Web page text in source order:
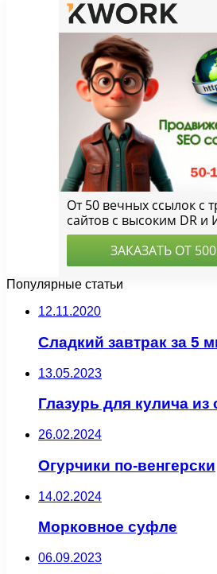
Популярные статьи
12.11.2020
Сладкий завтрак за 5
13.05.2023
Глазурь для кулича из
26.02.2024
Огурчики по-венгерски
14.02.2024
Морковное суфле
06.09.2023